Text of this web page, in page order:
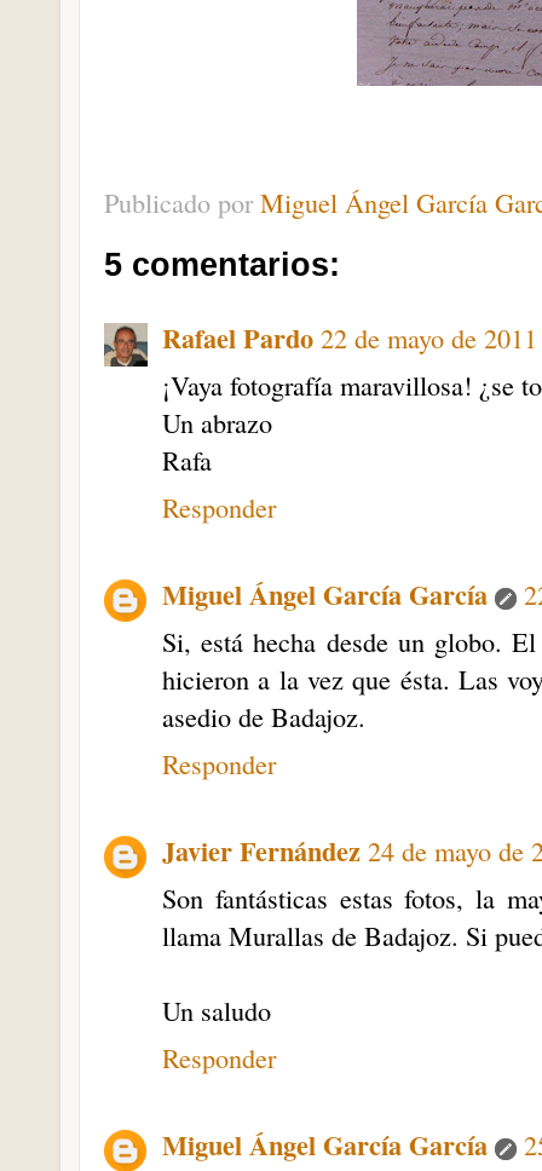
Publicado porMiguel Ángel García
5 comentarios:
Rafael Pardo 22 de mayo de
¡Vaya fotografía maravillosa! ¿se
Un abrazo
Rafa
Responder
Miguel Ángel García García
Si, está hecha desde un globo.
hicieron a la vez que ésta. Las
asedio de Badajoz.
Responder
Javier Fernández 24 de mayo de
Son fantásticas estas fotos, la
llama Murallas de Badajoz. Si
Un saludo
Responder
Miguel Ángel García García